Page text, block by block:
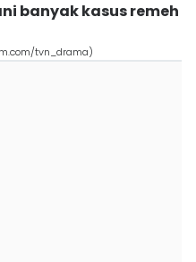
banyak kasus remeh
tvn_drama)